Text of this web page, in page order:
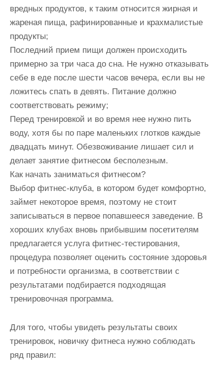
вредных продуктов, к таким относится жирная и
жареная пища, рафинированные и крахмалистые
продукты;
Последний прием пищи должен происходить
примерно за три часа до сна. Не нужно отказывать
себе в еде после шести часов вечера, если вы не
ложитесь спать в девять. Питание должно
соответствовать режиму;
Перед тренировкой и во время нее нужно пить
воду, хотя бы по паре маленьких глотков каждые
двадцать минут. Обезвоживание лишает сил и
делает занятие фитнесом бесполезным.
Как начать заниматься фитнесом?
Выбор фитнес-клуба, в котором будет комфортно,
займет некоторое время, поэтому не стоит
записываться в первое попавшееся заведение. В
хороших клубах вновь прибывшим посетителям
предлагается услуга фитнес-тестирования,
процедура позволяет оценить состояние здоровья
и потребности организма, в соответствии с
результатами подбирается подходящая
тренировочная программа.
Для того, чтобы увидеть результаты своих
тренировок, новичку фитнеса нужно соблюдать
ряд правил: